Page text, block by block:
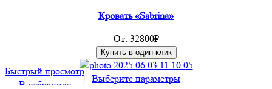
Кровать «Sabrina»
От: 32800₽
Купить в один клик
Быстрый просмотр
В избранное
Выберите параметрыЭтот